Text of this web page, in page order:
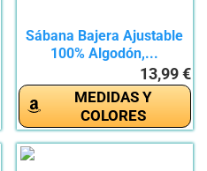
Sábana Bajera Ajustable
100% Algodón,...
13,99 €
MEDIDAS Y
COLORES